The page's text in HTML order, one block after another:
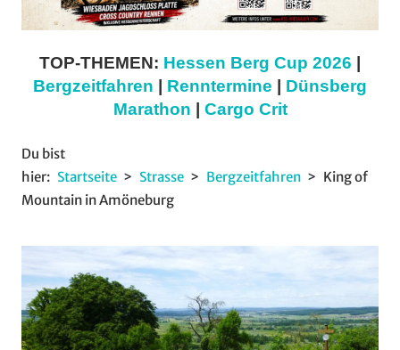
TOP-THEMEN: Hessen Berg Cup 2026 |
Bergzeitfahren | Renntermine | Dünsberg
Marathon | Cargo Crit
Du bist
hier: Startseite Strasse Bergzeitfahren
King of
Mountain in Amöneburg